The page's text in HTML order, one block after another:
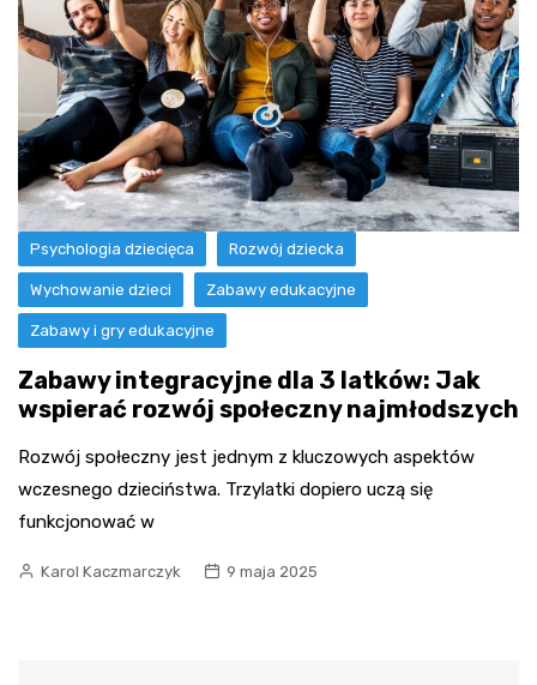
Psychologia dziecięca Rozwój dziecka
Wychowanie dzieci Zabawy edukacyjne
Zabawy i gry edukacyjne
Zabawy integracyjne dla 3 latków: Jak
wspierać rozwój społeczny najmłodszych
Rozwój społeczny jest jednym z kluczowych aspektów
wczesnego dzieciństwa. Trzylatki dopiero uczą się
funkcjonować w
Karol Kaczmarczyk 9 maja 2025